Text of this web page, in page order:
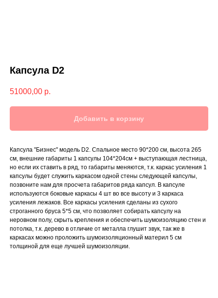
Капсула D2
51000,00 р.
Добавить в корзину
Капсула "Бизнес" модель D2. Спальное место 90*200 см, высота 265
см, внешние габариты 1 капсулы 104*204см + выступающая лестница,
но если их ставить в ряд, то габариты меняются, т.к. каркас усиления 1
капсулы будет служить каркасом одной стены следующей капсулы,
позвоните нам для просчета габаритов ряда капсул. В капсуле
используются боковые каркасы 4 шт во все высоту и 3 каркаса
усиления лежаков. Все каркасы усиления сделаны из сухого
строганного бруса 5*5 см, что позволяет собирать капсулу на
неровном полу, скрыть крепления и обеспечить шумоизоляцию стен и
потолка, т.к. дерево в отличие от металла глушит звук, так же в
каркасах можно проложить шумоизоляционный материл 5 см
толщиной для еще лучшей шумоизоляции.